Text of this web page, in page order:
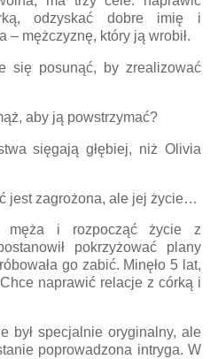
odzyskać dobre imię i
– mężczyznę, który ją wrobił.
się posunąć, by zrealizować
aby ją powstrzymać?
sięgają głębiej, niż Olivia
jest zagrożona, ale jej życie…
męża i rozpocząć życie z
pokrzyżować plany
go zabić. Minęło 5 lat,
naprawić relacje z córką i
był specjalnie oryginalny, ale
poprowadzona intryga. W